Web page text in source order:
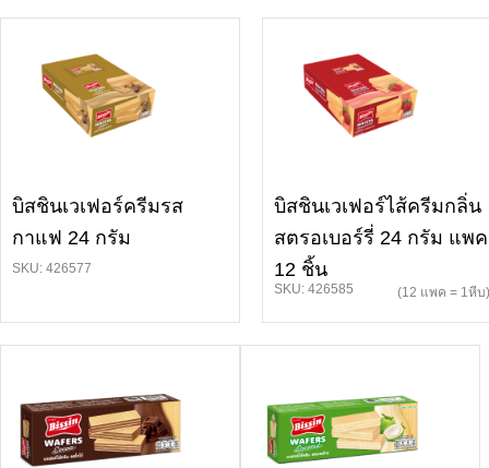
บิสชินเวเฟอร์ครีมรส
กาแฟ 24 กรัม
SKU: 426577
บิสชินเวเฟอร์ไส้ครีมกลิ่น
สตรอเบอร์รี่ 24 กรัม แพค
12 ชิ้น
SKU: 426585 (12 แพค = 1หีบ)